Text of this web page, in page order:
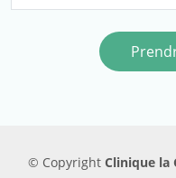
© Copyright Clinique la